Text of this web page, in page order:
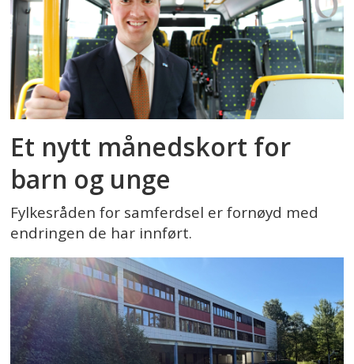
Et nytt månedskort for
barn og unge
Fylkesråden for samferdsel er fornøyd med
endringen de har innført.